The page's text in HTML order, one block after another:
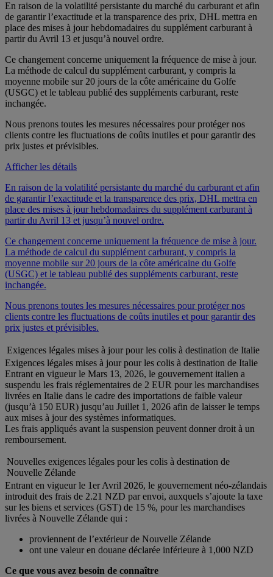
En raison de la volatilité persistante du marché du carburant et afin
de garantir l’exactitude et la transparence des prix, DHL mettra en
place des mises à jour hebdomadaires du supplément carburant à
partir du Avril 13 et jusqu’à nouvel ordre.
Ce changement concerne uniquement la fréquence de mise à jour.
La méthode de calcul du supplément carburant, y compris la
moyenne mobile sur 20 jours de la côte américaine du Golfe
(USGC) et le tableau publié des suppléments carburant, reste
inchangée.
Nous prenons toutes les mesures nécessaires pour protéger nos
clients contre les fluctuations de coûts inutiles et pour garantir des
prix justes et prévisibles.
Afficher les détails
En raison de la volatilité persistante du marché du carburant et afin
de garantir l’exactitude et la transparence des prix, DHL mettra en
place des mises à jour hebdomadaires du supplément carburant à
partir du Avril 13 et jusqu’à nouvel ordre.
Ce changement concerne uniquement la fréquence de mise à jour.
La méthode de calcul du supplément carburant, y compris la
moyenne mobile sur 20 jours de la côte américaine du Golfe
(USGC) et le tableau publié des suppléments carburant, reste
inchangée.
Nous prenons toutes les mesures nécessaires pour protéger nos
clients contre les fluctuations de coûts inutiles et pour garantir des
prix justes et prévisibles.
Exigences légales mises à jour pour les colis à destination de Italie
Exigences légales mises à jour pour les colis à destination de Italie
Entrant en vigueur le Mars 13, 2026, le gouvernement italien a
suspendu les frais réglementaires de 2 EUR pour les marchandises
livrées en Italie dans le cadre des importations de faible valeur
(jusqu’à 150 EUR) jusqu’au Juillet 1, 2026 afin de laisser le temps
aux mises à jour des systèmes informatiques.
Les frais appliqués avant la suspension peuvent donner droit à un
remboursement.
Nouvelles exigences légales pour les colis à destination de
Nouvelle Zélande
Entrant en vigueur le 1er Avril 2026, le gouvernement néo-zélandais
introduit des frais de 2.21 NZD par envoi, auxquels s’ajoute la taxe
sur les biens et services (GST) de 15 %, pour les marchandises
livrées à Nouvelle Zélande qui :
proviennent de l’extérieur de Nouvelle Zélande
ont une valeur en douane déclarée inférieure à 1,000 NZD
Ce que vous avez besoin de connaître